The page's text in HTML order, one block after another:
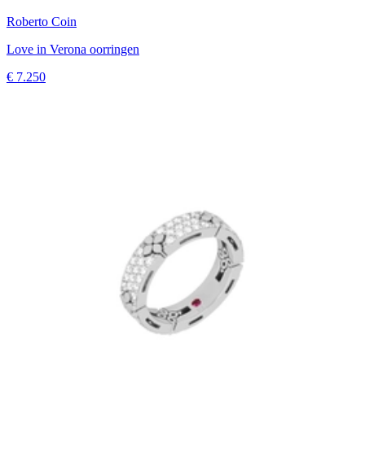
Roberto Coin
Love in Verona oorringen
€ 7.250